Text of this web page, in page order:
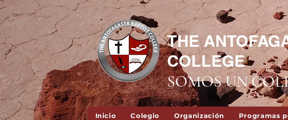
THE
COLLEGE
SOMOS UN
Inicio Colegio Organización Programas